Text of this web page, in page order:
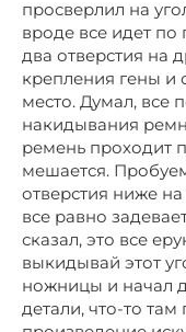
просверлил на
вроде все идет
два отверстия на
крепления гены и
место. Думал, все
накидывания
ремень проходит
мешается.
отверстия ниже
все равно
сказал, это все
выкидывай этот
ножницы и начал
детали, что-то